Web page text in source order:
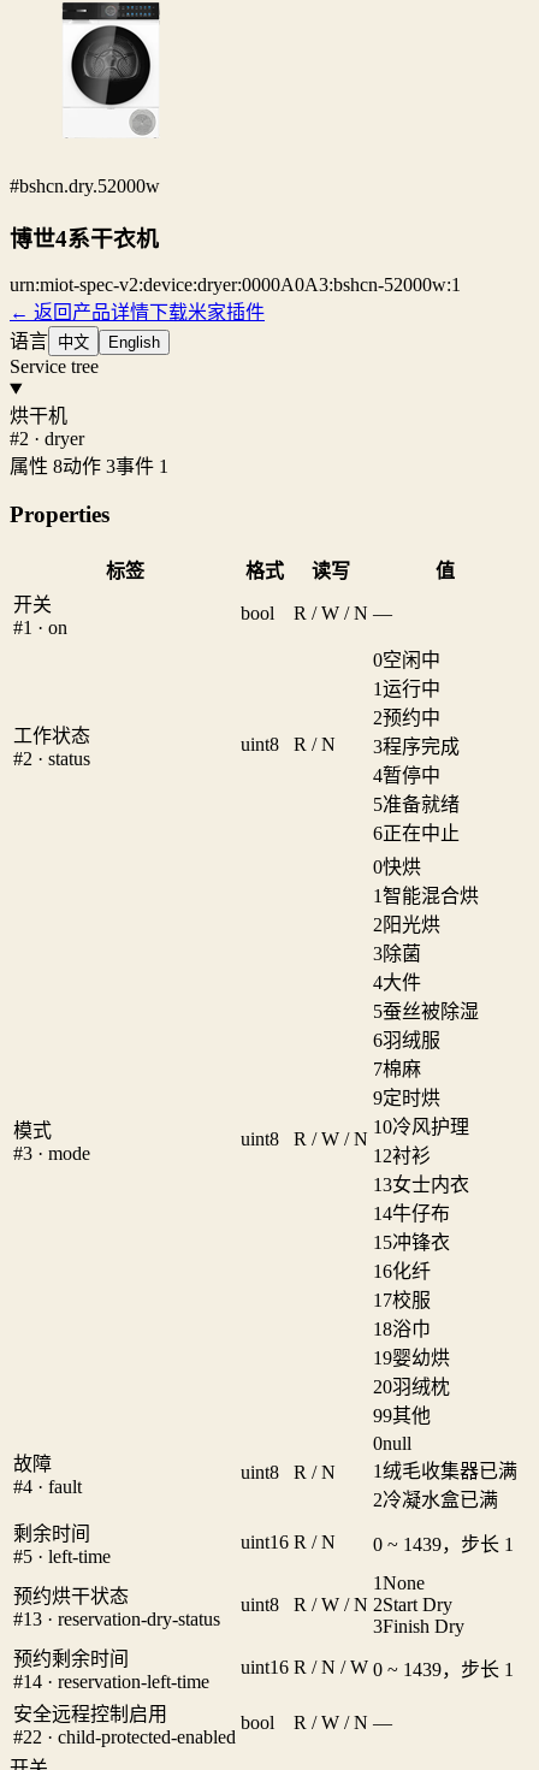
#bshcn.dry.52000w
博世4系干衣机
urn:miot-spec-v2:device:dryer:0000A0A3:bshcn-52000w:1
← 返回产品详情下载米家插件
语言 中文 English
Service tree
烘干机
#2 · dryer
属性 8动作 3事件 1
Properties
标签 格式 读写
值
开关
#1 · on
bool R / W / N —
工作状态
#2 · status
uint8 R / N
0空闲中
1运行中
2预约中
3程序完成
4暂停中
5准备就绪
6正在中止
模式
#3 · mode
uint8 R / W / N
0快烘
1智能混合烘
2 阳光烘
3除菌
4大件
5蚕丝被除湿
6羽绒服
7棉麻
9定时烘
10冷风护理
12衬衫
13女士内衣
14牛仔布
15冲锋衣
16化纤
17校服
18浴巾
19婴幼烘
20羽绒枕
99其他
故障
#4 · fault
uint8 R / N
0null
1绒毛收集器已满
2冷凝水盒已满
剩余时间
#5 · left-time
uint16 R / N 0 ~ 1439，步长 1
预约烘干状态
#13 · reservation-dry-status
uint8 R / W / N
1None
2Start Dry
3Finish Dry
预约剩余时间
#14 · reservation-left-time
uint16 R / N / W 0 ~ 1439，步长 1
安全远程控制启用
#22 · child-protected-enabled
bool R / W / N —